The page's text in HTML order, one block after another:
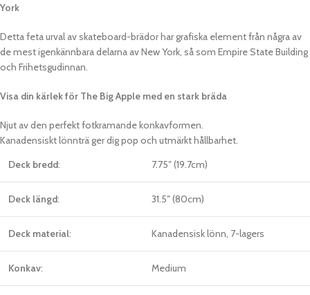
York
Detta feta urval av skateboard-brädor har grafiska element från några av
de mest igenkännbara delarna av New York, så som Empire State Building
och Frihetsgudinnan.
Visa din kärlek för The Big Apple med en stark bräda
Njut av den perfekt fotkramande konkavformen.
Kanadensiskt lönnträ ger dig pop och utmärkt hållbarhet.
Deck bredd: 7.75″ (19.7cm)
Deck längd: 31.5″ (80cm)
Deck material: Kanadensisk lönn, 7-lagers
Konkav: Medium